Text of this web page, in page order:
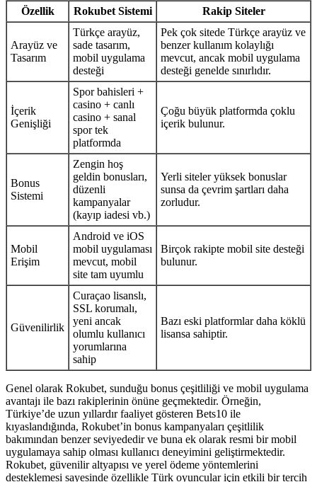
Özellik Rokubet Sistemi Rakip Siteler
Arayüz ve
Tasarım
Türkçe arayüz,
sade tasarım,
mobil uygulama
desteği
Pek çok sitede Türkçe arayüz ve
benzer kullanım kolaylığı
mevcut, ancak mobil uygulama
desteği genelde sınırlıdır.
İçerik
Genişliği
Spor bahisleri +
casino + canlı
casino + sanal
spor tek
platformda
Çoğu büyük platformda çoklu
içerik bulunur.
Bonus
Sistemi
Zengin hoş
geldin bonusları,
düzenli
kampanyalar
(kayıp iadesi vb.)
Yerli siteler yüksek bonuslar
sunsa da çevrim şartları daha
zorludur.
Mobil
Erişim
Android ve iOS
mobil uygulaması
mevcut, mobil
site tam uyumlu
Birçok rakipte mobil site desteği
bulunur.
Güvenilirlik
Curaçao lisanslı,
SSL korumalı,
yeni ancak
olumlu kullanıcı
yorumlarına
sahip
Bazı eski platformlar daha köklü
lisansa sahiptir.
Genel olarak Rokubet, sunduğu bonus çeşitliliği ve mobil uygulama
avantajı ile bazı rakiplerinin önüne geçmektedir. Örneğin,
Türkiye’de uzun yıllardır faaliyet gösteren Bets10 ile
kıyaslandığında, Rokubet’in bonus kampanyaları çeşitlilik
bakımından benzer seviyededir ve buna ek olarak resmi bir mobil
uygulamaya sahip olması kullanıcı deneyimini geliştirmektedir.
Rokubet, güvenilir altyapısı ve yerel ödeme yöntemlerini
desteklemesi sayesinde özellikle Türk oyuncular için etkili bir tercih